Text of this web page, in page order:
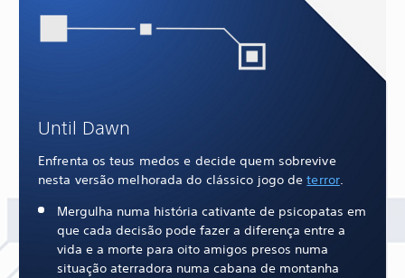
Until Dawn
Enfrenta os teus medos e decide quem sobrevive
nesta versão melhorada do clássico jogo deterror.
Mergulha numa história cativante de psicopatas em
que cada decisão pode fazer a diferença entre a
vida e a morte para oito amigos presos numa
situação aterradora numa cabana de montanha